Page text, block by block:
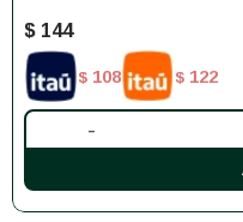
$ 144
$ 108 $ 122
-